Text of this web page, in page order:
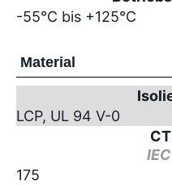
-55°C bis +125°C
Material
LCP, UL 94 V-0
175